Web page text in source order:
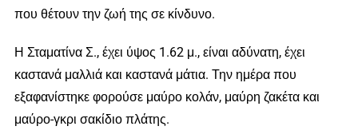
που θέτουν την ζωή της σε κίνδυνο.
Η Σταματίνα Σ., έχει ύψος 1.62 μ., είναι αδύνατη, έχει
καστανά μαλλιά και καστανά μάτια. Την ημέρα που
εξαφανίστηκε φορούσε μαύρο κολάν, μαύρη ζακέτα και
μαύρο-γκρι σακίδιο πλάτης.